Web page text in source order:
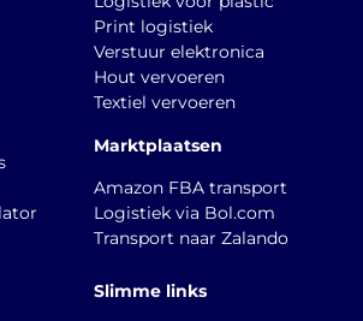
Print logistiek
Verstuur elektronica
Hout vervoeren
Textiel vervoeren
Marktplaatsen
Amazon FBA transport
Logistiek via Bol.com
Transport naar Zalando
Slimme links